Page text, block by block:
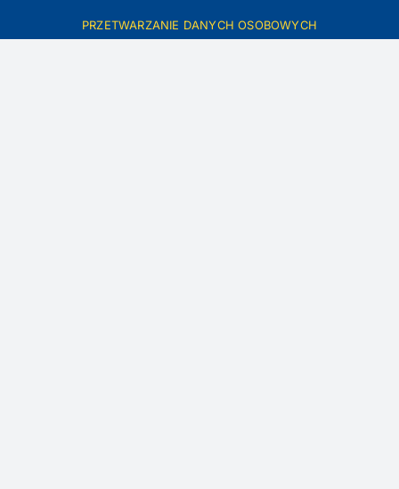
PRZETWARZANIE DANYCH OSOBOWYCH